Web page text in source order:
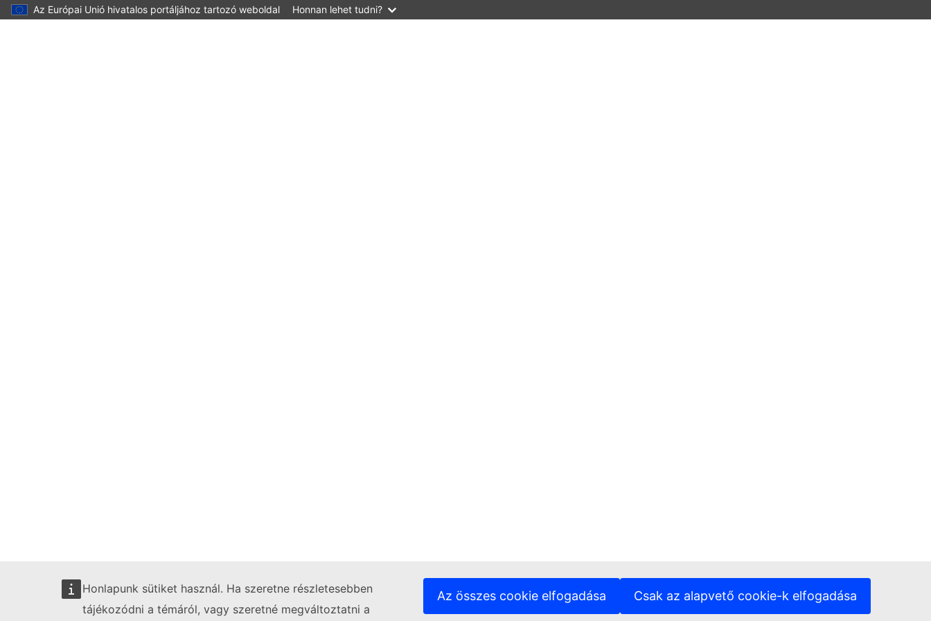
Az Európai Unió hivatalos portáljához tartozó weboldal Honnan lehet tudni?
Honlapunk sütiket használ. Ha szeretne részletesebben
tájékozódni a témáról, vagy szeretné megváltoztatni a
Az összes cookie elfogadása Csak az alapvető cookie-k elfogadása